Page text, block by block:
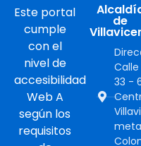
Este portal
cumple
con el
nivel de
accesibilidad
Web A
según los
requisitos
de
Calle
33 -